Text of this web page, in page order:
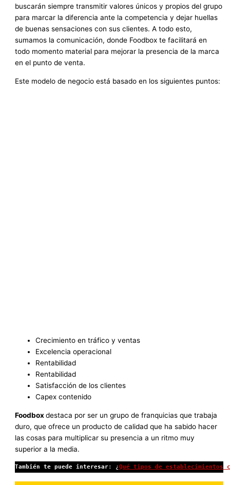
buscarán siempre transmitir valores únicos y propios del grupo
para marcar la diferencia ante la competencia y dejar huellas
de buenas sensaciones con sus clientes. A todo esto,
sumamos la comunicación, donde Foodbox te facilitará en
todo momento material para mejorar la presencia de la marca
en el punto de venta.
Este modelo de negocio está basado en los siguientes puntos:
Crecimiento en tráfico y ventas
Excelencia operacional
Rentabilidad
Rentabilidad
Satisfacción de los clientes
Capex contenido
Foodboxdestaca por ser un grupo de franquicias que trabaja
duro, que ofrece un producto de calidad que ha sabido hacer
las cosas para multiplicar su presencia a un ritmo muy
superior a la media.
También te puede interesar: ¿Qué tipos de establecimientos